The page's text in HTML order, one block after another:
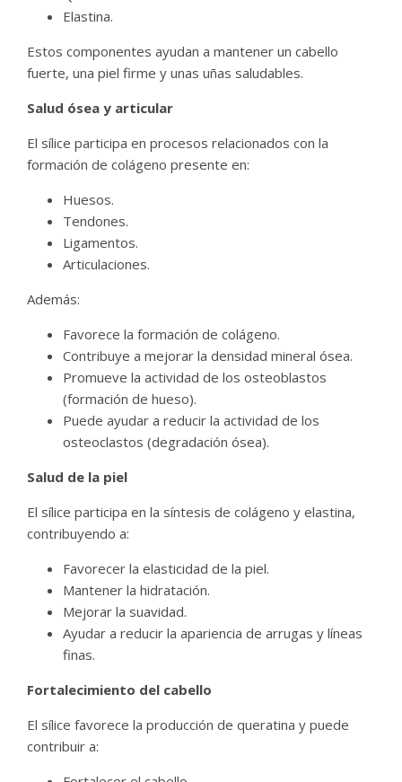
Elastina.
Estos componentes ayudan a mantener un cabello
fuerte, una piel firme y unas uñas saludables.
Salud ósea y articular
El sílice participa en procesos relacionados con la
formación de colágeno presente en:
Huesos.
Tendones.
Ligamentos.
Articulaciones.
Además:
Favorece la formación de colágeno.
Contribuye a mejorar la densidad mineral ósea.
Promueve la actividad de los osteoblastos
(formación de hueso).
Puede ayudar a reducir la actividad de los
osteoclastos (degradación ósea).
Salud de la piel
El sílice participa en la síntesis de colágeno y elastina,
contribuyendo a:
Favorecer la elasticidad de la piel.
Mantener la hidratación.
Mejorar la suavidad.
Ayudar a reducir la apariencia de arrugas y líneas
finas.
Fortalecimiento del cabello
El sílice favorece la producción de queratina y puede
contribuir a: